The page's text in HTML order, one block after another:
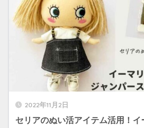
2022年11月2日
セリアのぬい活アイテム活用！